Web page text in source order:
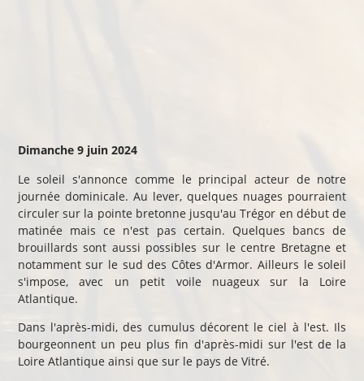
Dimanche 9 juin 2024
Le soleil s'annonce comme le principal acteur de notre
journée dominicale. Au lever, quelques nuages pourraient
circuler sur la pointe bretonne jusqu'au Trégor en début de
matinée mais ce n'est pas certain. Quelques bancs de
brouillards sont aussi possibles sur le centre Bretagne et
notamment sur le sud des Côtes d'Armor. Ailleurs le soleil
s'impose, avec un petit voile nuageux sur la Loire
Atlantique.
Dans l'après-midi, des cumulus décorent le ciel à l'est. Ils
bourgeonnent un peu plus fin d'après-midi sur l'est de la
Loire Atlantique ainsi que sur le pays de Vitré.